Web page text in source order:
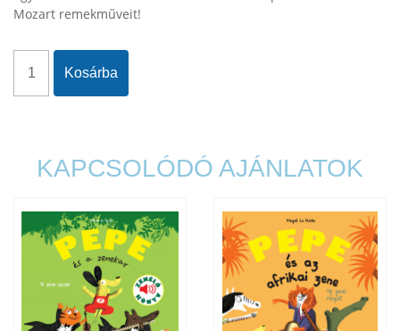
Mozart remekműveit!
Kosárba
KAPCSOLÓDÓ AJÁNLATOK